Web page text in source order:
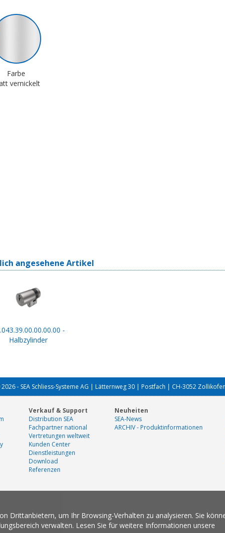
Farbe
vernickelt
angesehene Artikel
-
Halbzylinder
- SEA Schliess-Systeme AG | Lätternweg 30 | Postfach | CH-3052
Verkauf & Support
Distribution SEA
Fachpartner national
Vertretungen weltweit
Kunden Center
Dienstleistungen
Download
Referenzen
Neuheiten
SEA-News
ARCHIV - Produktinformationen
Drittanbietern, um Ihr Browsing-Verhalten zu analysieren. Sie
verwalten. Lesen Sie für weitere Informationen unsere